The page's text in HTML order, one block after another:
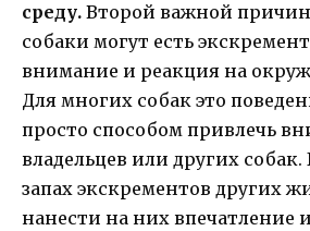
среду. Второй важной
собаки могут есть
внимание и реакция на
Для многих собак это
просто способом привлечь
владельцев или других собак.
запах экскрементов других
нанести на них впечатление